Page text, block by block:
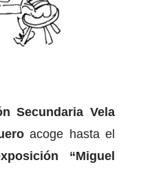
Secundaria Vela
acoge hasta el
“Miguel